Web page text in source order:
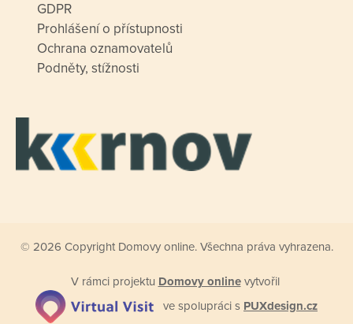
GDPR
Prohlášení o přístupnosti
Ochrana oznamovatelů
Podněty, stížnosti
© 2026 Copyright Domovy online. Všechna práva vyhrazena.
V rámci projektu Domovy onlinevytvořil
ve spolupráci s PUXdesign.cz